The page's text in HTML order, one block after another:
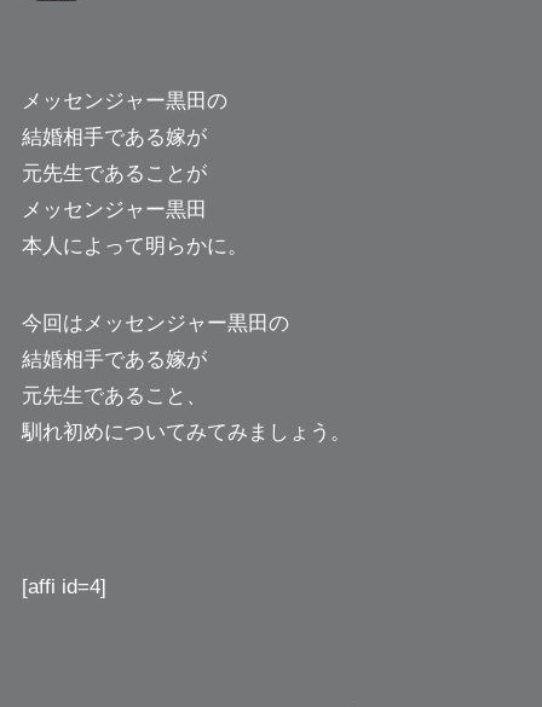
メッセンジャー黒田 の
結婚相手である嫁が
元先生であることが
メッセンジャー黒田
本人によって明らかに。
今回はメッセンジャー黒田の
結婚相手である嫁が
元先生であること、
馴れ初めについてみてみましょう。
[affi id=4]